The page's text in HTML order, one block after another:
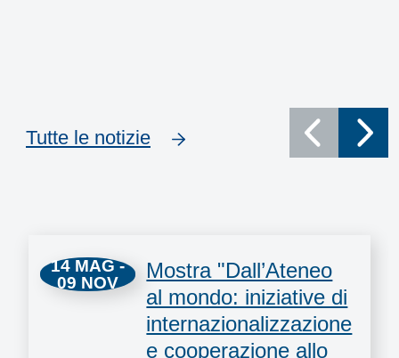
Tutte le notizie
14 MAG -
09 NOV
Mostra "Dall’Ateneo
al mondo: iniziative di
internazionalizzazione
e cooperazione allo